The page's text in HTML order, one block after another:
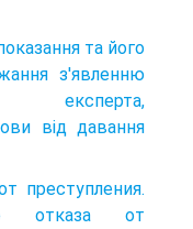
та його
з'явленню
експерта,
від давання
преступления.
отказа от